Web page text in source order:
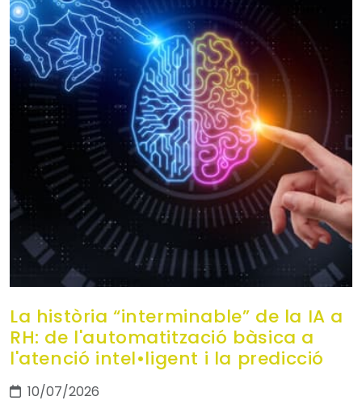
La història “interminable” de la IA a
RH: de l'automatització bàsica a
l'atenció intel•ligent i la predicció
10/07/2026